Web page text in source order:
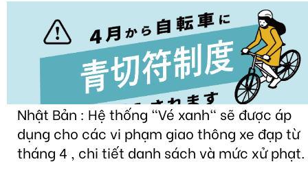
Nhật Bản : Hệ thống "Vé xanh" sẽ được áp
dụng cho các vi phạm giao thông xe đạp từ
tháng 4 , chi tiết danh sách và mức xử phạt.